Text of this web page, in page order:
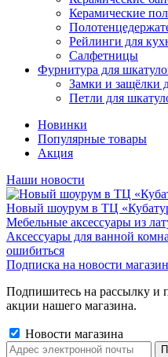
Керамические
Рейлинги для
Салфетницы
Фурнитура для
Замки и защёлки
Петли для
Новинки
Популярные товары
Акция
Наши новости
Новый шоурум в ТЦ
Мебельные аксессуары из
Аксессуары для ванной
ошибиться
Подписка на новости
Подпишитесь на рассылку и
акции нашего магазина.
Новости магазина